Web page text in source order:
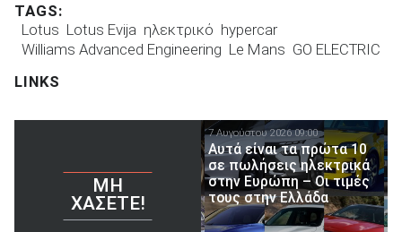
TAGS:
Lotus Lotus Evija ηλεκτρικό hypercar
Williams Advanced Engineering Le Mans GO ELECTRIC
LINKS
ΜΗ
ΧΆΣΕΤΕ!
7 Αυγούστου 2026 09:00
Αυτά είναι τα πρώτα 10
σε πωλήσεις ηλεκτρικά
στην Ευρώπη – Οι τιμές
τους στην Ελλάδα